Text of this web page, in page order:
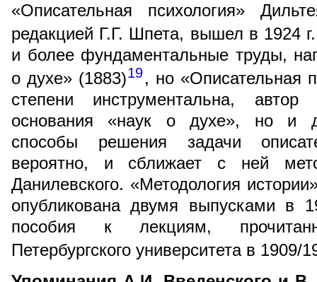
«Описательная психология»
редакцией Г.Г. Шпета, вышел в 1924 г.
и более фундаментальные труды,
о духе» (1883)19, но «Описательная
степени инструментальна,
основания «наук о духе», но и
способы решения задачи
вероятно, и сближает с ней
Данилевского. «Методология
опубликована двумя выпусками в
пособия к лекциям,
Петербургского университета в 1909/